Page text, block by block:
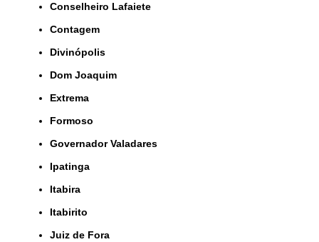
Conselheiro Lafaiete
Contagem
Divinópolis
Dom Joaquim
Extrema
Formoso
Governador Valadares
Ipatinga
Itabira
Itabirito
Juiz de Fora